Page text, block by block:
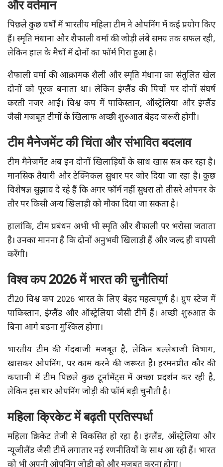
और वर्तमान
पिछले कुछ वर्षों में भारतीय महिला टीम ने ओपनिंग में कई प्रयोग किए
हैं। स्मृति मंधाना और शैफाली वर्मा की जोड़ी लंबे समय तक सफल रही,
लेकिन हाल के मैचों में दोनों का फॉर्म गिरा हुआ है।
शैफाली वर्मा की आक्रामक शैली और स्मृति मंधाना का संतुलित खेल
दोनों को पूरक बनाता था। लेकिन इंग्लैंड की पिचों पर दोनों संघर्ष
करती नजर आईं। विश्व कप में पाकिस्तान, ऑस्ट्रेलिया और इंग्लैंड
जैसी मजबूत टीमों के खिलाफ अच्छी शुरुआत बेहद जरूरी होगी।
टीम मैनेजमेंट की चिंता और संभावित बदलाव
टीम मैनेजमेंट अब इन दोनों खिलाड़ियों के साथ खास सत्र कर रहा है।
मानसिक तैयारी और टेक्निकल सुधार पर जोर दिया जा रहा है। कुछ
विशेषज्ञ सुझाव दे रहे हैं कि अगर फॉर्म नहीं सुधरा तो तीसरे ओपनर के
तौर पर किसी अन्य खिलाड़ी को मौका दिया जा सकता है।
हालांकि, टीम प्रबंधन अभी भी स्मृति और शैफाली पर भरोसा जताता
है। उनका मानना है कि दोनों अनुभवी खिलाड़ी हैं और जल्द ही वापसी
करेंगी।
विश्व कप 2026 में भारत की चुनौतियां
टी20 विश्व कप 2026 भारत के लिए बेहद महत्वपूर्ण है। ग्रुप स्टेज में
पाकिस्तान, इंग्लैंड और ऑस्ट्रेलिया जैसी टीमें हैं। अच्छी शुरुआत के
बिना आगे बढ़ना मुश्किल होगा।
भारतीय टीम की गेंदबाजी मजबूत है, लेकिन बल्लेबाजी विभाग,
खासकर ओपनिंग, पर काम करने की जरूरत है। हरमनप्रीत कौर की
कप्तानी में टीम पिछले कुछ टूर्नामेंट्स में अच्छा प्रदर्शन कर रही है,
लेकिन इस बार ओपनिंग जोड़ी की फॉर्म बड़ी चुनौती है।
महिला क्रिकेट में बढ़ती प्रतिस्पर्धा
महिला क्रिकेट तेजी से विकसित हो रहा है। इंग्लैंड, ऑस्ट्रेलिया और
न्यूजीलैंड जैसी टीमें लगातार नई रणनीतियों के साथ आ रही हैं। भारत